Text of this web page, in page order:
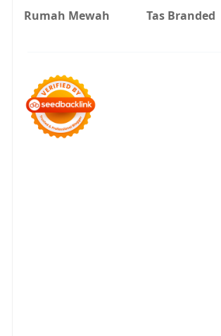
Rumah Mewah
Tas Branded